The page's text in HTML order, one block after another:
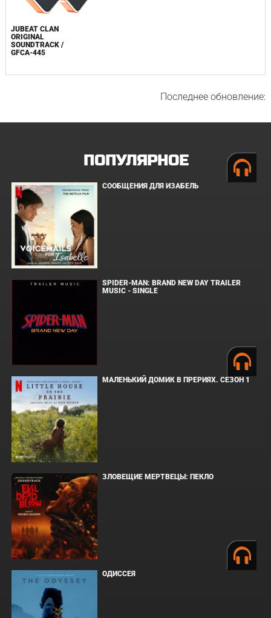
JUBEAT CLAN
ORIGINAL
SOUNDTRACK /
GFCA-445
Последнее обновление:
ПОПУЛЯРНОЕ
СООБЩЕНИЯ ДЛЯ ИЗАБЕЛЬ
SPIDER-MAN: BRAND NEW DAY TRAILER
MUSIC - SINGLE
МАЛЕНЬКИЙ ДОМИК В ПРЕРИЯХ. СЕЗОН 1
ЗЛОВЕЩИЕ МЕРТВЕЦЫ: ПЕКЛО
ОДИССЕЯ